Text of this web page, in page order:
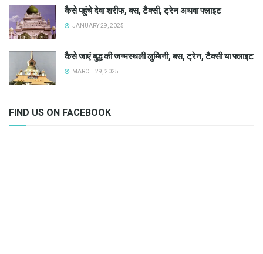
कैसे पहुंचे देवा शरीफ, बस, टैक्सी, ट्रेन अथवा फ्लाइट
JANUARY 29, 2025
कैसे जाएं बुद्ध की जन्मस्थली लुम्बिनी, बस, ट्रेन, टैक्सी या फ्लाइट
MARCH 29, 2025
FIND US ON FACEBOOK